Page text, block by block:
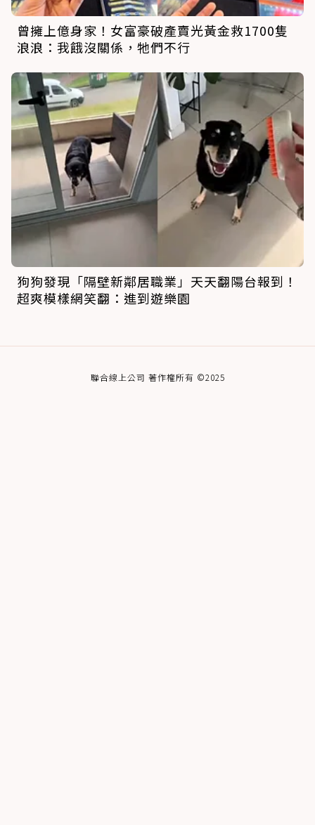
曾擁上億身家！女富豪破產賣光黃金救1700隻
浪浪：我餓沒關係，牠們不行
狗狗發現「隔壁新鄰居職業」天天翻陽台報到！
超爽模樣網笑翻：進到遊樂園
聯合線上公司 著作權所有 ©2025